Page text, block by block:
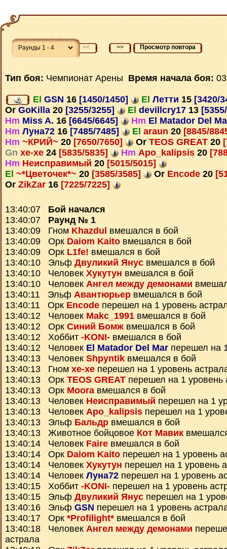
<< >> Просмотр повтора
Тип боя: Чемпионат Арены Время начала боя:
El GSN 16 [1450/1450] El Летти 15 [3420/
Or GoKilla 20 [3255/3255] El devillcry17 13
Hm Miss A. 16 [6645/6645] Hm El Matador Del
Hm Луна72 16 [7485/7485] El araun 20 [8845/
Hm ~КРИЙ~ 20 [7650/7650] Or TEOS GREAT 20
Gn xe-xe 24 [5835/5835] Hm Apo_kalipsis 20
Hm Неисправимый 20 [5015/5015]
El ~*Цветочек*~ 20 [3585/3585] Or Encode 20
Or ZikZar 16 [7225/7225]
13:40:07 Бой начался
13:40:07 Раунд № 1
13:40:09 Гном Khazdul вмешался в бой
13:40:09 Орк Daiom Kaito вмешался в бой
13:40:09 Орк L1fe! вмешался в бой
13:40:10 Эльф Двуликий Янус вмешался в бой
13:40:10 Человек Хукутун вмешался в бой
13:40:10 Человек Ангел между демонами
13:40:11 Эльф Авантюрьер вмешался в бой
13:40:11 Орк Encode перешел на 1 уровень
13:40:12 Человек Makc_1991 вмешался в бой
13:40:12 Орк Синий Бомж вмешался в бой
13:40:12 Хоббит -KONI- вмешался в бой
13:40:12 Человек El Matador Del Mar перешел на
13:40:13 Человек Shpyntik вмешался в бой
13:40:13 Гном xe-xe перешел на 1 уровень
13:40:13 Орк TEOS GREAT перешел на 1 уровень
13:40:13 Орк Mooraвмешался в бой
13:40:13 Человек Неисправимый перешел на 1
13:40:13 Человек Apo_kalipsis перешел на 1
13:40:13 Эльф Бальдр вмешался в бой
13:40:13 Животное бойцовое Кот Мавик
13:40:14 Человек Faire вмешался в бой
13:40:14 Орк Daiom Kaito перешел на 1 уровень
13:40:14 Человек Хукутун перешел на 1 уровень
13:40:14 Человек Луна72 перешел на 1 уровень
13:40:15 Хоббит -KONI- перешел на 1 уровень
13:40:15 Эльф Двуликий Янус перешел на 1
13:40:16 Эльф GSN перешел на 1 уровень
13:40:17 Орк *Profilight* вмешался в бой
13:40:18 Человек Ангел между демонами
астрала